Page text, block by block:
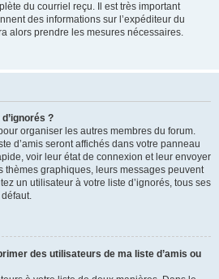
du courriel reçu. Il est très important
des informations sur l’expéditeur du
alors prendre les mesures nécessaires.
?
organiser les autres membres du forum.
d’amis seront affichés dans votre panneau
voir leur état de connexion et leur envoyer
thèmes graphiques, leurs messages peuvent
un utilisateur à votre liste d’ignorés, tous ses
des utilisateurs de ma liste d’amis ou